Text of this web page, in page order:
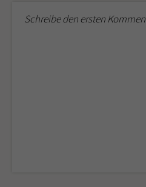
Schreibe den ersten